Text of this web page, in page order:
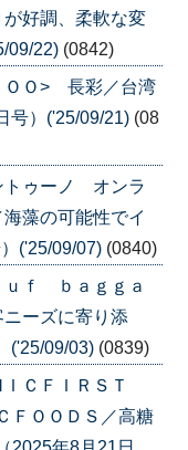
好調、柔軟な変
09/22) (0842)
ＯＯ> 長彩／台湾
号）('25/09/21) (08
トゥーノ オンラ
藻の可能性でイ
('25/09/07) (0840)
ｕｆ ｂａｇｇａ
ーズに寄り添
('25/09/03) (0839)
ＩＣＦＩＲＳＴ
ＦＯＯＤＳ／高糖